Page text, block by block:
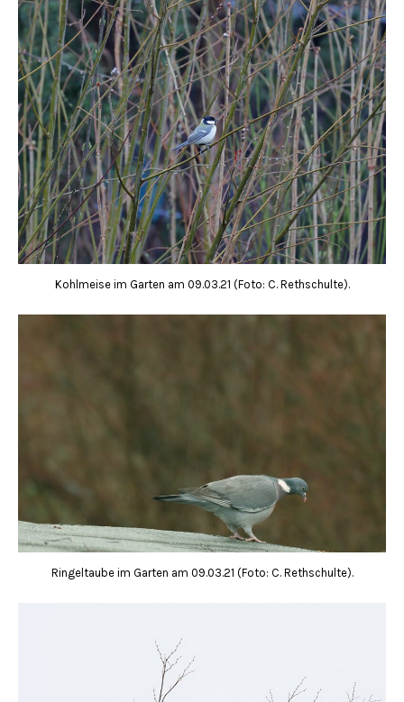
Kohlmeise im Garten am 09.03.21 (Foto: C. Rethschulte).
Ringeltaube im Garten am 09.03.21 (Foto: C. Rethschulte).